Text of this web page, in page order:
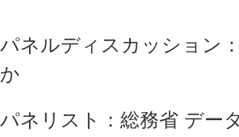
パネルディスカッション
か
パネリスト：総務省 デー